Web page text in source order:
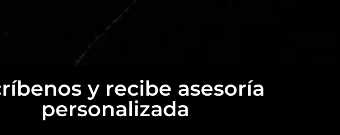
y recibe asesoría
personalizada